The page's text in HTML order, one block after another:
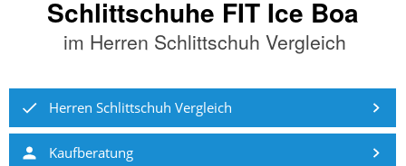
Schlittschuhe FIT Ice Boa
im Herren Schlittschuh Vergleich
Herren Schlittschuh Vergleich
Kaufberatung